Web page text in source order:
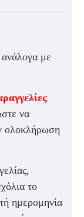
με
να
ολοκλήρωση
το
ημερομηνία